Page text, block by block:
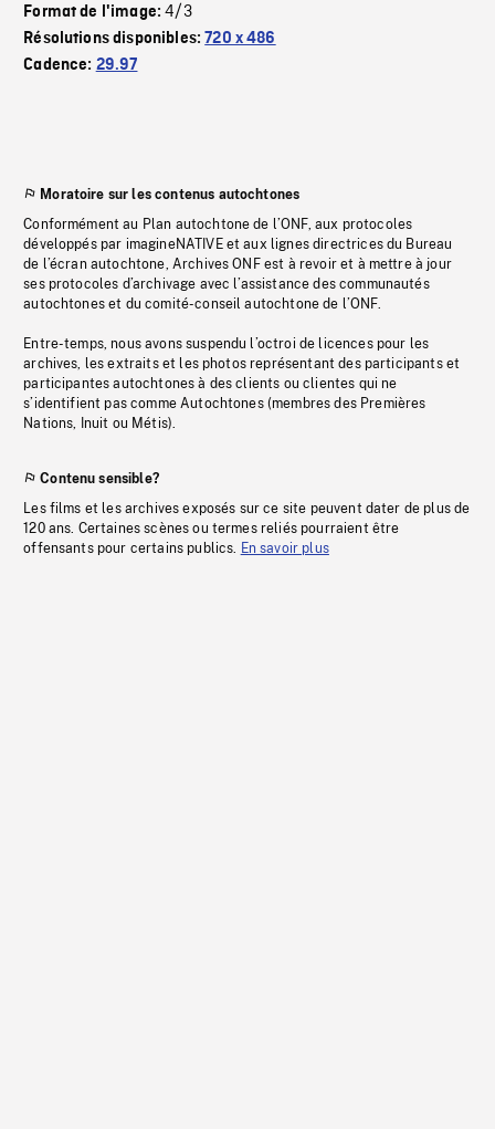
Format de l'image:4/3
Résolutions disponibles:720 x 486
Cadence: 29.97
Moratoire sur les contenus autochtones
Conformément au Plan autochtone de l’ONF, aux protocoles
développés par imagineNATIVE et aux lignes directrices du Bureau
de l’écran autochtone, Archives ONF est à revoir et à mettre à jour
ses protocoles d’archivage avec l’assistance des communautés
autochtones et du comité-conseil autochtone de l’ONF.
Entre-temps, nous avons suspendu l’octroi de licences pour les
archives, les extraits et les photos représentant des participants et
participantes autochtones à des clients ou clientes qui ne
s’identifient pas comme Autochtones (membres des Premières
Nations, Inuit ou Métis).
Contenu sensible?
Les films et les archives exposés sur ce site peuvent dater de plus de
120 ans. Certaines scènes ou termes reliés pourraient être
offensants pour certains publics. En savoir plus